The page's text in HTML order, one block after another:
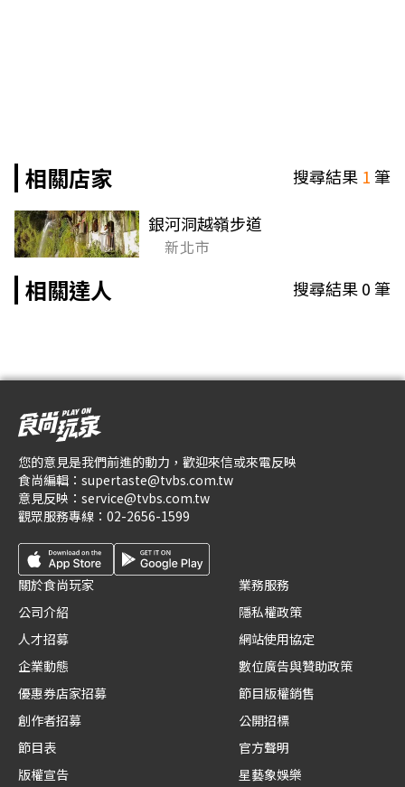
相關店家 搜尋結果 1筆
銀河洞越嶺步道
新北市
相關達人 搜尋結果0筆
您的意見是我們前進的動力，歡迎來信或來電反映
食尚編輯： supertaste@tvbs.com.tw
意見反映： service@tvbs.com.tw
觀眾服務專線： 02-2656-1599
關於食尚玩家
公司介紹
人才招募
企業動態
優惠券店家招募
創作者招募
節目表
版權宣告
業務服務
隱私權政策
網站使用協定
數位廣告與贊助政策
節目版權銷售
公開招標
官方聲明
星藝象娛樂